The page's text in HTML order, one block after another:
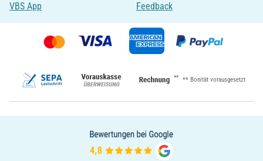
VBS App
Feedback
** ** Bonität vorausgesetzt